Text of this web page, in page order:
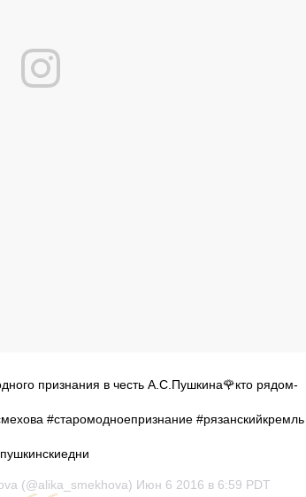
признания в честь А.С.Пушкина🌹кто рядом-
#старомодноепризнание #рязанскийкремль
(@alika_smekhova) Июн 6 2016 в 6:59 PDT